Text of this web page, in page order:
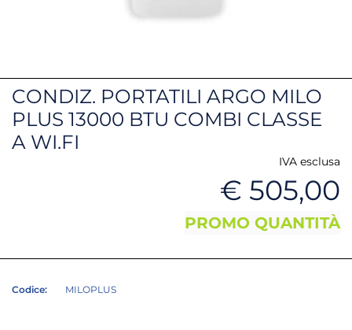
CONDIZ. PORTATILI ARGO MILO
PLUS 13000 BTU COMBI CLASSE
A WI.FI
IVA esclusa
€ 505,00
PROMO QUANTITÀ
Codice: MILOPLUS